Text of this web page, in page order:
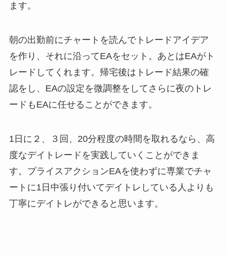
ます。
朝の出勤前にチャートを読んでトレードアイデア
を作り、それに沿ってEAをセット。あとはEAがト
レードしてくれます。帰宅後はトレード結果の確
認をし、EAの設定を微調整をしてさらに夜のトレ
ードもEAに任せることができます。
1日に２、３回、20分程度の時間を取れるなら、高
度なデイトレードを実践していくことができま
す。プライスアクションEAを使わずに専業でチャ
ートに1日中張り付いてデイトレしている人よりも
丁寧にデイトレができると思います。